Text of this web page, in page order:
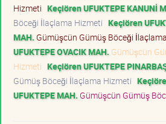
Hizmeti Keçiören UFUKTEPE KANUNİ
Böceği İlaçlama Hizmeti Keçiören
MAH. Gümüşcün Gümüş Böceği
UFUKTEPE OVACIK MAH. Gümüşcün
Hizmeti Keçiören UFUKTEPE
Gümüş Böceği İlaçlama Hizmeti
UFUKTEPE MAH. Gümüşcün Gümüş